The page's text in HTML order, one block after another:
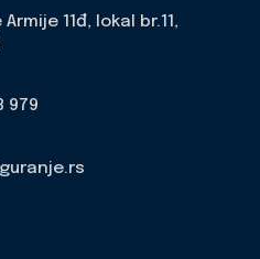
11đ, lokal br.11,
979